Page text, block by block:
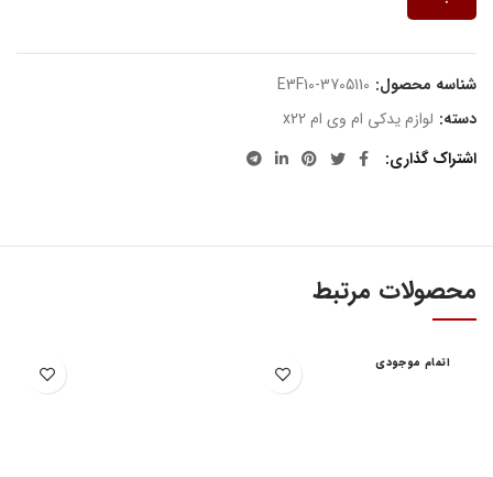
شناسه محصول: E3F10-3705110
دسته: لوازم یدکی ام وی ام x22
اشتراک گذاری
محصولات مرتبط
اتمام موجودی